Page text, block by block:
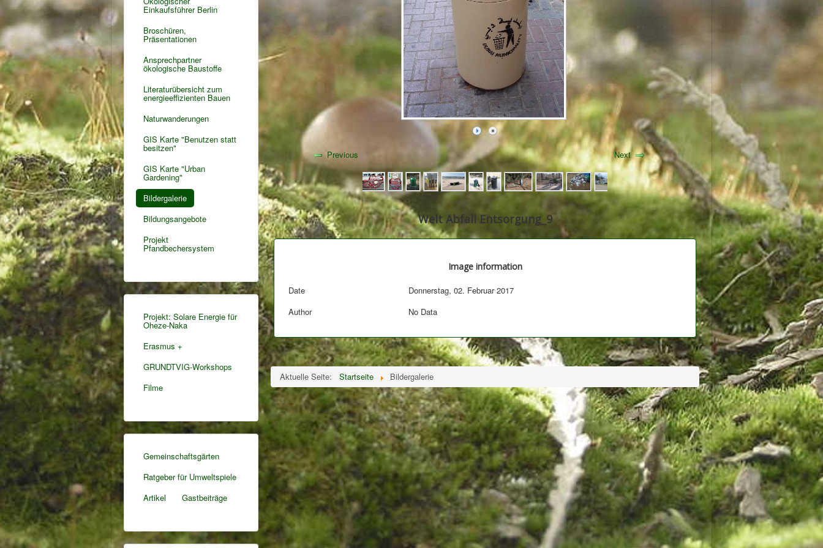
Einkaufsführer Berlin
Broschüren,
Präsentationen
Ansprechpartner
ökologische Baustoffe
Literaturübersicht zum
energieeffizienten Bauen
Naturwanderungen
GIS Karte "Benutzen statt
besitzen"
GIS Karte "Urban
Gardening"
Bildergalerie
Bildungsangebote
Projekt
Pfandbechersystem
Projekt: Solare Energie für
Oheze-Naka
Erasmus +
GRUNDTVIG-Workshops
Filme
Gemeinschaftsgärten
Ratgeber für Umweltspiele
Artikel
Gastbeiträge
Previous Next
Welt Abfall Entsorgung_9
Image information
Date
Donnerstag, 02. Februar 2017
Author
No Data
Aktuelle Seite: Startseite Bildergalerie